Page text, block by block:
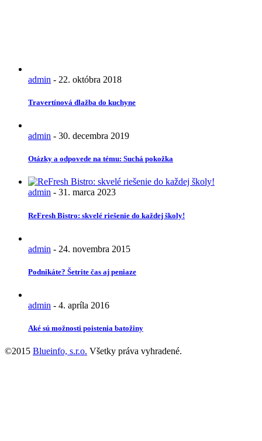
admin - 22. októbra 2018
Travertínová dlažba do kuchyne
admin - 30. decembra 2019
Otázky a odpovede na tému: Suchá pokožka
admin - 31. marca 2023
ReFresh Bistro: skvelé riešenie do každej školy!
admin - 24. novembra 2015
Podnikáte? Šetrite čas aj peniaze
admin - 4. apríla 2016
Aké sú možnosti poistenia batožiny
©2015 Blueinfo, s.r.o. Všetky práva vyhradené.